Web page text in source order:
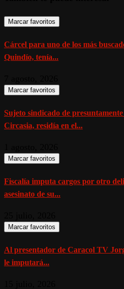
Marcar favoritos
Cárcel para uno de los más
Quindío, tenía...
Marcar favoritos
Sujeto sindicado de
Circasia, residía en el...
Marcar favoritos
Fiscalía imputa cargos por otro
asesinato de su...
Marcar favoritos
Al presentador de Caracol TV
le imputará...